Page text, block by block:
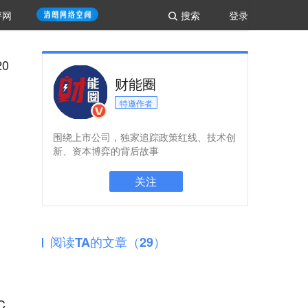
登录
搜索
财能圈
特邀作者
围绕上市公司，独家追踪政策红线、技术创
新、资本博弈的背后故事
关注
阅读TA的文章（29）